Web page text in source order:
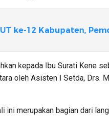
ke-12 Kabupaten,
kepada Ibu Surati Kene
oleh Asisten I Setda, Drs.
ini merupakan bagian dari